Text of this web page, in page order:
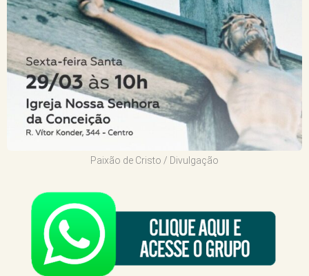
Paixão de Cristo / Divulgação